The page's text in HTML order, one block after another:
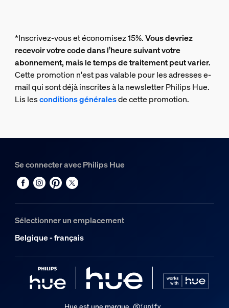
*Inscrivez-vous et économisez 15%.Vous devriez
recevoir votre code dans l’heure suivant votre
abonnement, mais le temps de traitement peut varier.
Cette promotion n'est pas valable pour les adresses e-
mail qui sont déjà inscrites à la newsletter Philips Hue.
Lis lesconditions généralesde cette promotion.
Se connecter avec Philips Hue
Sélectionner un emplacement
Belgique - français